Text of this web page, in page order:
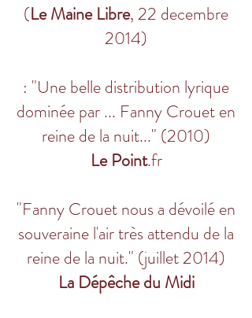
(Le Maine Libre, 22 decembre
2014)
: "Une belle distribution lyrique
dominée par ... Fanny Crouet en
reine de la nuit..." (2010)
Le Point.fr
"Fanny Crouet nous a dévoilé en
souveraine l'air très attendu de la
reine de la nuit." (juillet 2014)
La Dépêche du Midi